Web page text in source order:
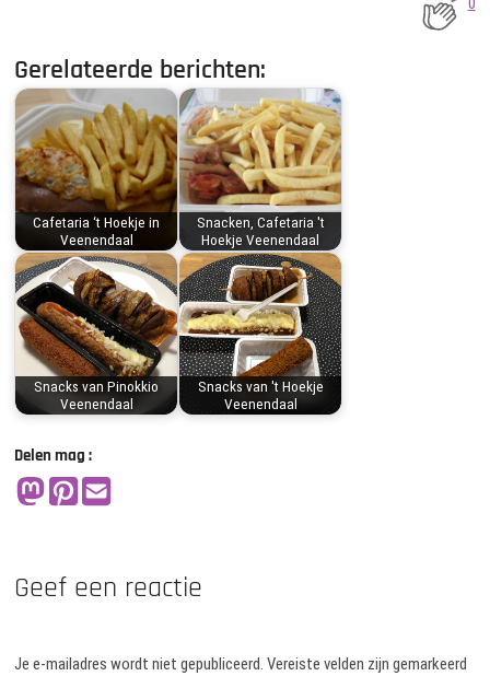
Gerelateerde berichten:
Cafetaria ‘t Hoekje in
Veenendaal
Snacken, Cafetaria 't
Hoekje Veenendaal
Snacks van Pinokkio
Veenendaal
Snacks van 't Hoekje
Veenendaal
Delen mag :
Geef een reactie
Je e-mailadres wordt niet gepubliceerd. Vereiste velden zijn gemarkeerd